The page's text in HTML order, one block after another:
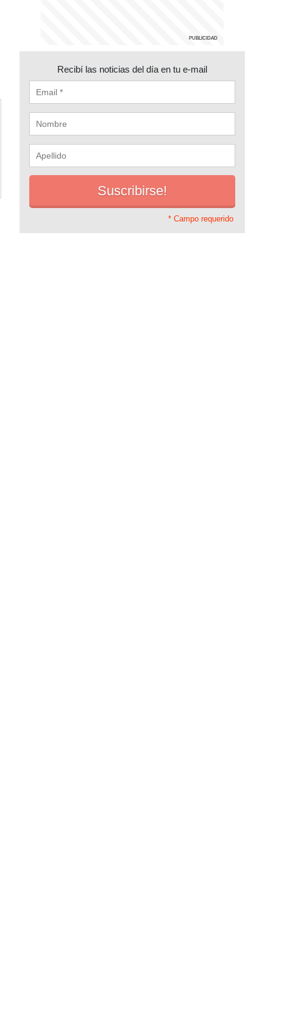
Recibí las noticias del día en tu e-mail
* Campo requerido